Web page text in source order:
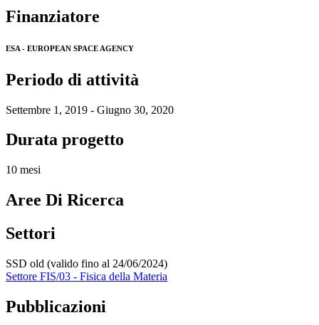
Finanziatore
ESA - EUROPEAN SPACE AGENCY
Periodo di attività
Settembre 1, 2019 - Giugno 30, 2020
Durata progetto
10 mesi
Aree Di Ricerca
Settori
SSD old (valido fino al 24/06/2024)
Settore FIS/03 - Fisica della Materia
Pubblicazioni